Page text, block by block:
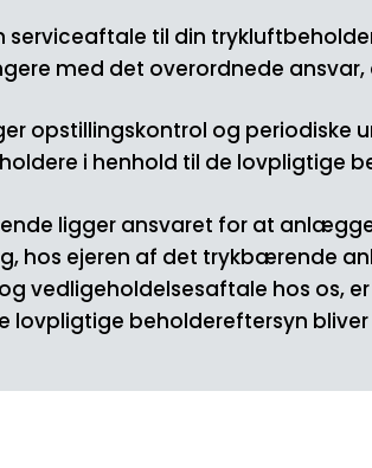
serviceaftale til din
med det overordnede ansvar,
opstillingskontrol og periodiske
i henhold til de lovpligtige
ende ligger ansvaret for at
hos ejeren af det trykbærende
vedligeholdelsesaftale hos os,
lovpligtige beholdereftersyn